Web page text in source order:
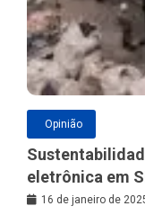
Opinião
eletrônica em
Latina
16 de janeiro de